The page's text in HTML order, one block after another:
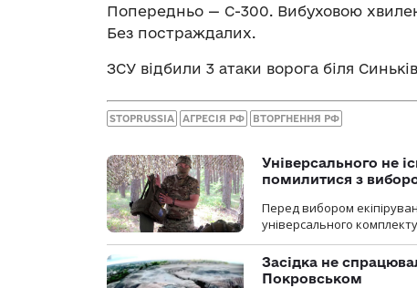
Попередньо — С-300. Вибуховою
Без постраждалих.
ЗСУ відбили 3 атаки ворога біля
STOPRUSSIA АГРЕСІЯ РФ ВТОРГНЕННЯ РФ
Універсального не
помилитися з
Перед вибором
універсального
Засідка не
Покровськом